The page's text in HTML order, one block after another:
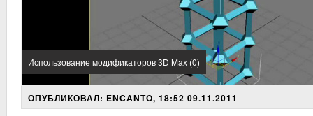
Использование модификаторов 3D Max (0)
ОПУБЛИКОВАЛ: ENCANTO, 18:52 09.11.2011